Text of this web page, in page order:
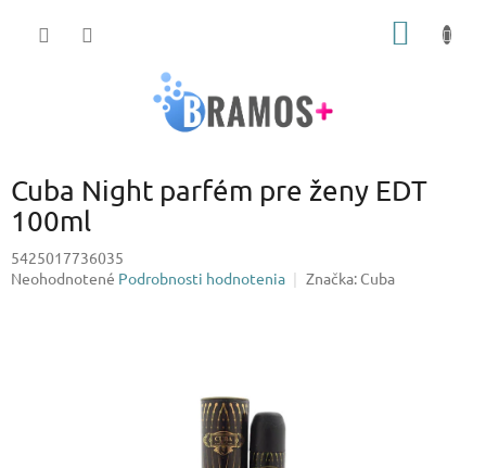
Cuba Night parfém pre ženy EDT
100ml
5425017736035
Priemerné
Neohodnotené Podrobnosti hodnotenia Značka: Cuba